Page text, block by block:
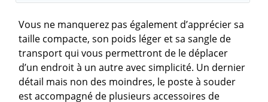
Vous ne manquerez pas également d’apprécier sa
taille compacte, son poids léger et sa sangle de
transport qui vous permettront de le déplacer
d’un endroit à un autre avec simplicité. Un dernier
détail mais non des moindres, le poste à souder
est accompagné de plusieurs accessoires de